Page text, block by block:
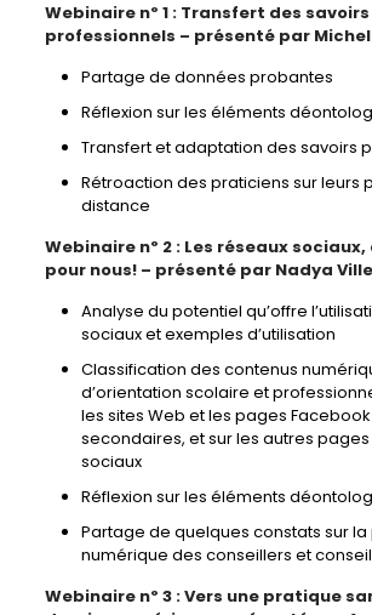
Webinaire nº 1 : Transfert des savoirs
professionnels – présenté par
Partage de données probantes
Réflexion sur les éléments
Transfert et adaptation des savoirs
Rétroaction des praticiens sur leurs
distance
Webinaire nº 2 : Les réseaux sociaux,
pour nous! – présenté par Nadya
Analyse du potentiel qu’offre
sociaux et exemples d’utilisation
Classification des contenus
d’orientation scolaire et
les sites Web et les pages
secondaires, et sur les autres
sociaux
Réflexion sur les éléments
Partage de quelques constats sur
numérique des conseillers et
Webinaire nº 3 : Vers une pratique